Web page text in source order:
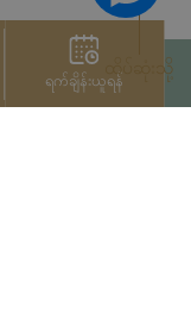
ရက်ချိန်းယူရန်ထိပ်ဆုံးသို့